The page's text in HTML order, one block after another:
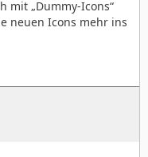
mit „Dummy-Icons“
neuen Icons mehr ins